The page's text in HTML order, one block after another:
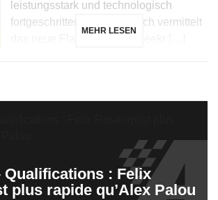
leistungsstark und technologisch
fortgeschritten sind. Dennoch vermittelt
MEHR LESEN
Qualifications : Felix
plus rapide qu’Alex Palou